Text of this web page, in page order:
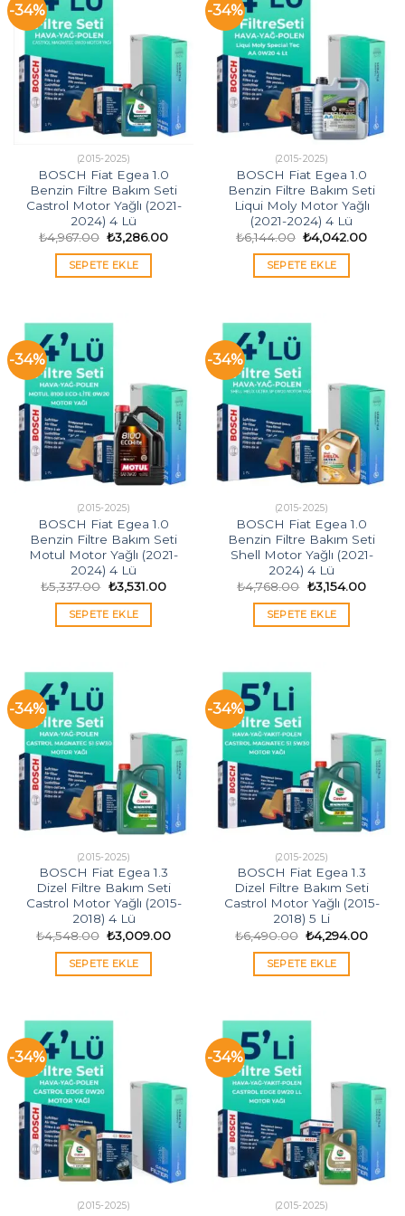
-34%
(2015-2025)
BOSCH Fiat Egea 1.0
Benzin Filtre Bakım Seti
Castrol Motor Yağlı (2021-
2024) 4 Lü
₺4,967.00 Orijinal
fiyat:
₺4,967.00.
₺3,286.00Şu
SEPETE EKLE
-34%
(2015-2025)
BOSCH Fiat Egea 1.0
Benzin Filtre Bakım Seti
Liqui Moly Motor Yağlı
(2021-2024) 4 Lü
₺6,144.00 Orijinal
fiyat:
₺6,144.00.
₺4,042.00Şu
SEPETE EKLE
-34%
(2015-2025)
BOSCH Fiat Egea 1.0
Benzin Filtre Bakım Seti
Motul Motor Yağlı (2021-
2024) 4 Lü
₺5,337.00 Orijinal
fiyat:
₺5,337.00.
₺3,531.00Şu
SEPETE EKLE
-34%
(2015-2025)
BOSCH Fiat Egea 1.0
Benzin Filtre Bakım Seti
Shell Motor Yağlı (2021-
2024) 4 Lü
₺4,768.00 Orijinal
fiyat:
₺4,768.00.
₺3,154.00Şu
SEPETE EKLE
-34%
(2015-2025)
BOSCH Fiat Egea 1.3
Dizel Filtre Bakım Seti
Castrol Motor Yağlı (2015-
2018) 4 Lü
₺4,548.00 Orijinal
fiyat:
₺4,548.00.
₺3,009.00Şu
SEPETE EKLE
-34%
(2015-2025)
BOSCH Fiat Egea 1.3
Dizel Filtre Bakım Seti
Castrol Motor Yağlı (2015-
2018) 5 Li
₺6,490.00 Orijinal
fiyat:
₺6,490.00.
₺4,294.00Şu
SEPETE EKLE
-34%
(2015-2025)
-34%
(2015-2025)